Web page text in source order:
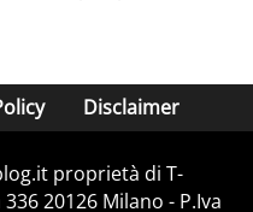
Disclaimer
proprietà di T-
20126 Milano - P.Iva